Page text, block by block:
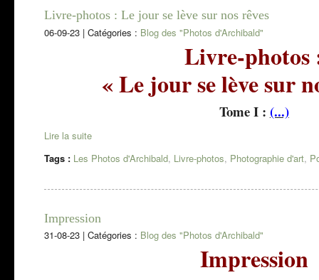
Livre-photos : Le jour se lève sur nos rêves
06-09-23 | Catégories : Blog des "Photos d'Archibald"
Livre-photos
« Le jour se lève sur
Tome I : (...)
Lire la suite
Tags : Les Photos d'Archibald, Livre-photos, Photographie d'art,
Impression
31-08-23 | Catégories : Blog des "Photos d'Archibald"
Impression